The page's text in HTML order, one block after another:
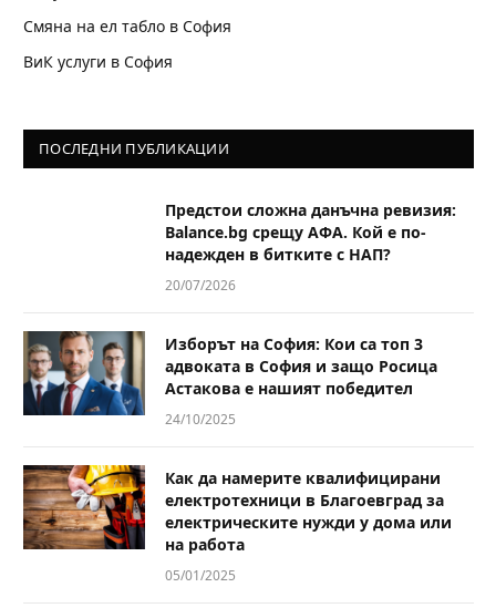
Смяна на ел табло в София
ВиК услуги в София
ПОСЛЕДНИ ПУБЛИКАЦИИ
Предстои сложна данъчна ревизия:
Balance.bg срещу АФА. Кой е по-
надежден в битките с НАП?
20/07/2026
Изборът на София: Кои са топ 3
адвоката в София и защо Росица
Астакова е нашият победител
24/10/2025
Как да намерите квалифицирани
електротехници в Благоевград за
електрическите нужди у дома или
на работа
05/01/2025